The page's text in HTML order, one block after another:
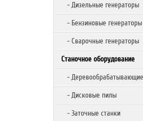
- Дизельные генераторы
- Бензиновые генераторы
- Сварочные генераторы
Станочное оборудование
-
- Дисковые пилы
- Заточные станки